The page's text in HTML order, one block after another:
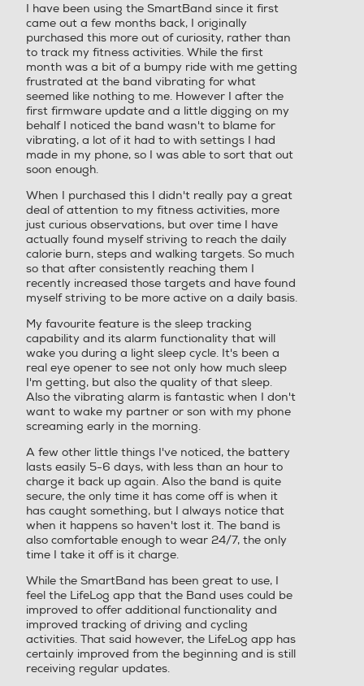
stelle.
I have been using the SmartBand since it first
came out a few months back, I originally
purchased this more out of curiosity, rather than
to track my fitness activities. While the first
month was a bit of a bumpy ride with me getting
frustrated at the band vibrating for what
seemed like nothing to me. However I after the
first firmware update and a little digging on my
behalf I noticed the band wasn't to blame for
vibrating, a lot of it had to with settings I had
made in my phone, so I was able to sort that out
soon enough.
When I purchased this I didn't really pay a great
deal of attention to my fitness activities, more
just curious observations, but over time I have
actually found myself striving to reach the daily
calorie burn, steps and walking targets. So much
so that after consistently reaching them I
recently increased those targets and have found
myself striving to be more active on a daily basis.
My favourite feature is the sleep tracking
capability and its alarm functionality that will
wake you during a light sleep cycle. It's been a
real eye opener to see not only how much sleep
I'm getting, but also the quality of that sleep.
Also the vibrating alarm is fantastic when I don't
want to wake my partner or son with my phone
screaming early in the morning.
A few other little things I've noticed, the battery
lasts easily 5-6 days, with less than an hour to
charge it back up again. Also the band is quite
secure, the only time it has come off is when it
has caught something, but I always notice that
when it happens so haven't lost it. The band is
also comfortable enough to wear 24/7, the only
time I take it off is it charge.
While the SmartBand has been great to use, I
feel the LifeLog app that the Band uses could be
improved to offer additional functionality and
improved tracking of driving and cycling
activities. That said however, the LifeLog app has
certainly improved from the beginning and is still
receiving regular updates.